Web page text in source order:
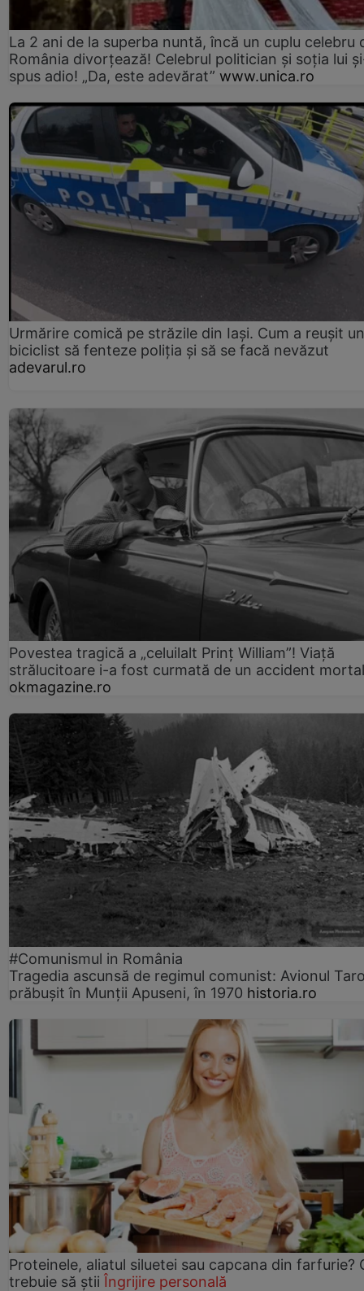
La 2 ani de la superba nuntă, încă un cuplu celebru
România divorțează! Celebrul politician și soția lui
spus adio! „Da, este adevărat” www.unica.ro
Urmărire comică pe străzile din Iași. Cum a reușit un
biciclist să fenteze poliția și să se facă nevăzut
adevarul.ro
Povestea tragică a „celuilalt Prinț William”! Viață
strălucitoare i-a fost curmată de un accident mortal
okmagazine.ro
#Comunismul in România
Tragedia ascunsă de regimul comunist: Avionul
prăbușit în Munții Apuseni, în 1970 historia.ro
Proteinele, aliatul siluetei sau capcana din farfurie?
trebuie să știi Îngrijire personală